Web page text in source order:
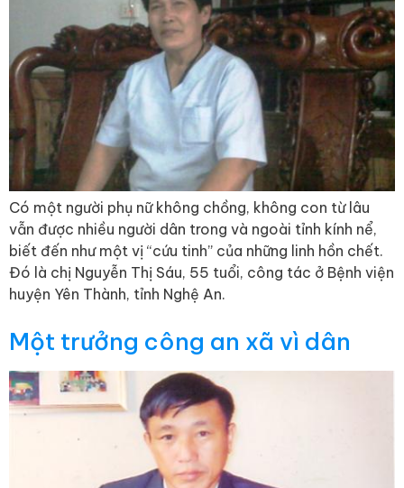
Có một người phụ nữ không chồng, không con từ lâu
vẫn được nhiều người dân trong và ngoài tỉnh kính nể,
biết đến như một vị “cứu tinh” của những linh hồn chết.
Đó là chị Nguyễn Thị Sáu, 55 tuổi, công tác ở Bệnh viện
huyện Yên Thành, tỉnh Nghệ An.
Một trưởng công an xã vì dân